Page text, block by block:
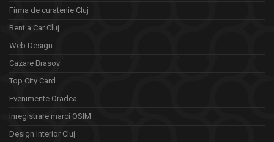
Firma de curatenie Cluj
Rent a Car Cluj
Web Design
Cazare Brasov
Top City Card
Evenimente Oradea
Inregistrare marci OSIM
Design Interior Cluj